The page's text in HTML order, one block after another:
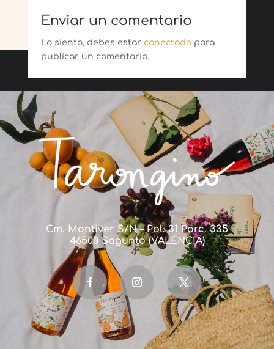
Enviar un comentario
Lo siento, debes estar conectado para
publicar un comentario.
Cm. Montiver S/N – Pol. 31 Parc. 335
46500 Sagunto (VALENCIA)